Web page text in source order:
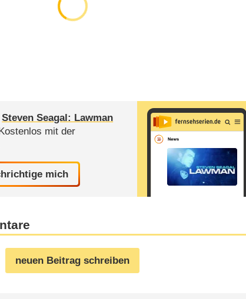
Steven Seagal: Lawman
Kostenlos mit der
mich
neuen Beitrag schreiben